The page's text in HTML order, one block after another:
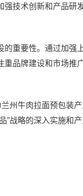
技术创新和产品
重要性。通过加强
品牌建设和市场
州牛肉拉面预包装
”战略的深入实施和